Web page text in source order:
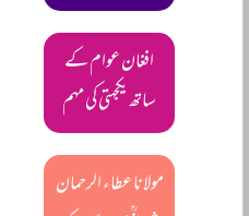
افغان عوام کے
ساتھ یکجہتی کی مہم
مولانا عطاء الرحمان